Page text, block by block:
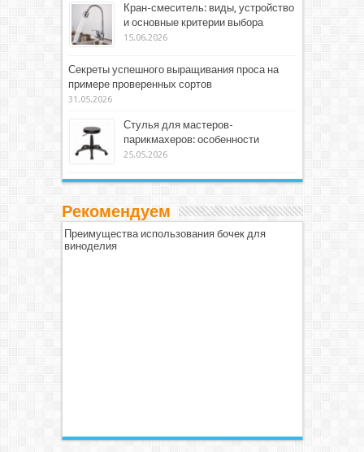
Кран-смеситель: виды, устройство
и основные критерии выбора
15.06.2026
Секреты успешного выращивания проса на
примере проверенных сортов
31.05.2026
Стулья для мастеров-
парикмахеров: особенности
25.05.2026
Рекомендуем
Преимущества использования бочек для
виноделия